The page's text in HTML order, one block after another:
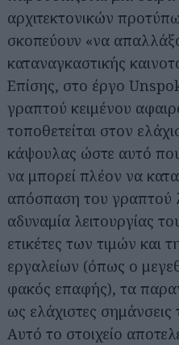
αρχιτεκτονικών
σκοπεύουν «να
καταναγκαστικής
Επίσης, στο έργο
γραπτού κειμένου
τοποθετείται στον
κάψουλας ώστε αυτό
να μπορεί πλέον να
απόσπαση του γραπτού
αδυναμία λειτουργίας
ετικέτες των τιμών και
εργαλείων (όπως ο
φακός επαφής), τα
ως ελάχιστες
Αυτό το στοιχείο